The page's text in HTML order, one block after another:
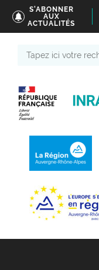
S'ABONNER
AUX
ACTUALITÉS